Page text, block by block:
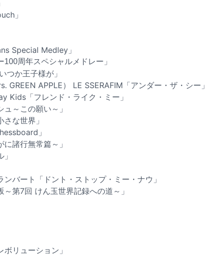
」
Special Medley」
周年スペシャルメドレー」
つか王子様が」
GREEN APPLE） LE SSERAFIM「アンダー・ザ・シー」
Kids「フレンド・ライク・ミー」
～この願い～」
な世界」
」
諸行無常篇～」
ンバート「ドント・ストップ・ミー・ナウ」
第7回 けん玉世界記録への道～」
リューション」